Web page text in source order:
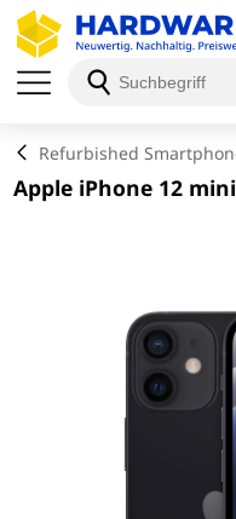
Refurbished
Apple iPhone 12
Schließen